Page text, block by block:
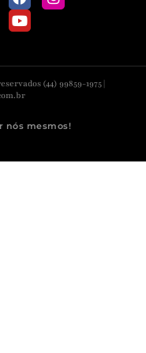
(44) 99859-1975 |
nós mesmos!